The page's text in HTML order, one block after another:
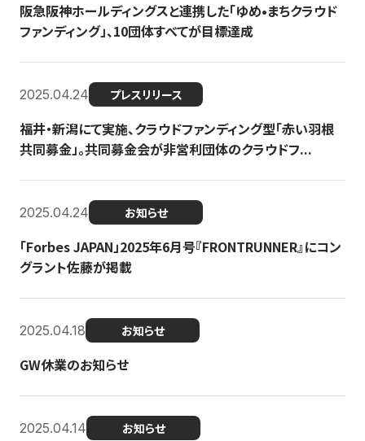
阪急阪神ホールディングスと連携した「ゆめ•まちクラウド
ファンディング」、10団体すべてが目標達成
2025.04.24 プレスリリース
福井・新潟にて実施、クラウドファンディング型「赤い羽根
共同募金」。共同募金会が非営利団体のクラウドフ...
2025.04.24 お知らせ
「Forbes JAPAN」2025年6月号『FRONTRUNNER』にコン
グラント佐藤が掲載
2025.04.18 お知らせ
GW休業のお知らせ
2025.04.14 お知らせ